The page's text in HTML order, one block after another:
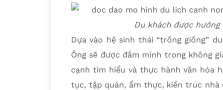
Du khách được
Dựa vào hệ sinh thái “trồng giồng”
Ông sẽ được đắm mình trong không
cạnh tìm hiểu và thực hành văn hóa
tục, tập quán, ẩm thực, kiến trúc